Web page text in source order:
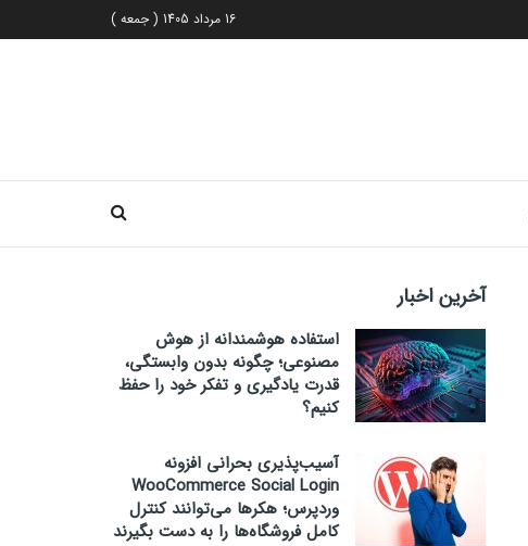
16 مرداد 1405 ( جمعه )
آخرین اخبار
استفاده هوشمندانه از هوش
مصنوعی؛ چگونه بدون وابستگی،
قدرت یادگیری و تفکر خود را حفظ
کنیم؟
آسیب‌پذیری بحرانی افزونه
WooCommerce Social Login
وردپرس؛ هکرها می‌توانند کنترل
کامل فروشگاه‌ها را به دست بگیرند